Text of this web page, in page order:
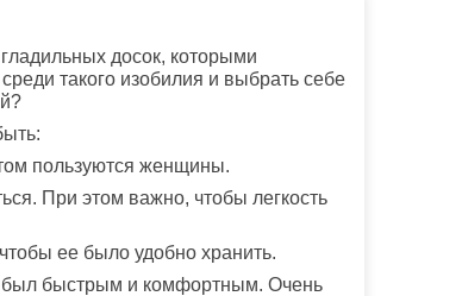
досок, которыми
такого изобилия и выбрать себе
пользуются женщины.
При этом важно, чтобы легкость
ее было удобно хранить.
был быстрым и комфортным. Очень